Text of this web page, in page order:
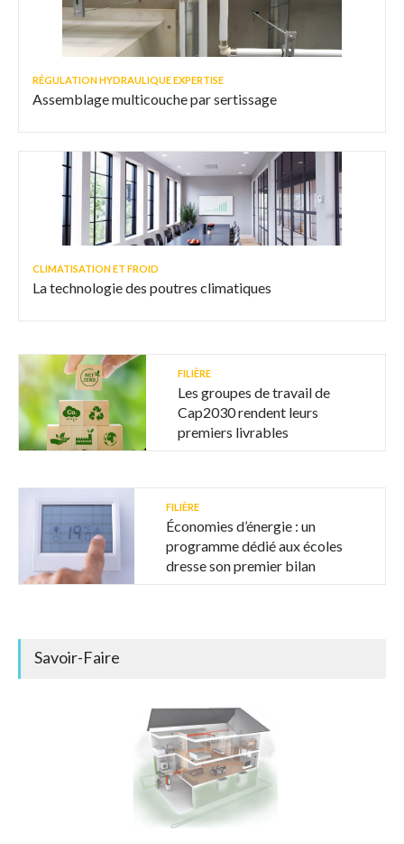
RÉGULATION HYDRAULIQUE EXPERTISE
Assemblage multicouche par sertissage
CLIMATISATION ET FROID
La technologie des poutres climatiques
FILIÈRE
Les groupes de travail de
Cap2030 rendent leurs
premiers livrables
FILIÈRE
Économies d’énergie : un
programme dédié aux écoles
dresse son premier bilan
Savoir-Faire